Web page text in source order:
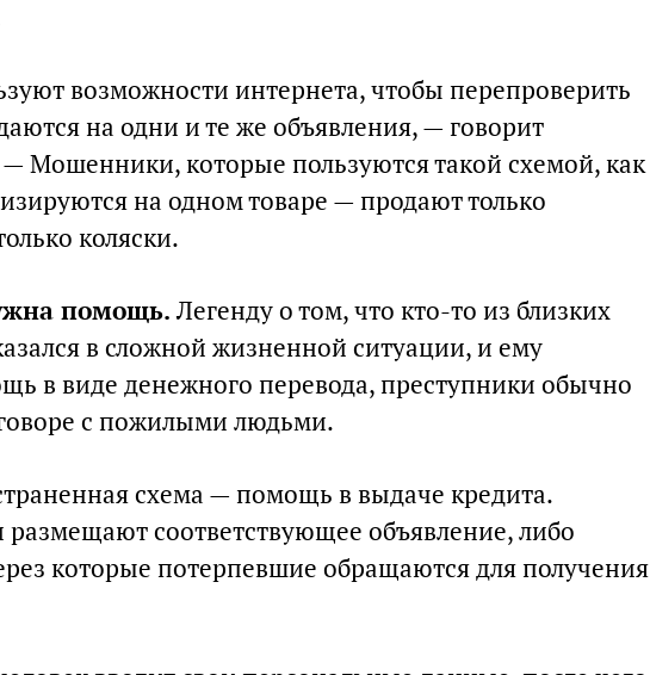
возможности интернета, чтобы перепроверить
на одни и те же объявления, — говорит
Мошенники, которые пользуются такой схемой, как
на одном товаре — продают только
коляски.
помощь.Легенду о том, что кто-то из близких
в сложной жизненной ситуации, и ему
в виде денежного перевода, преступники обычно
с пожилыми людьми.
схема — помощь в выдаче кредита.
соответствующее объявление, либо
которые потерпевшие обращаются для получения